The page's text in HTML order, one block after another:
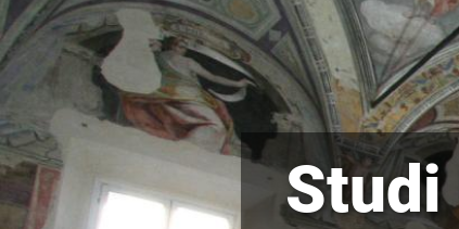
Studi